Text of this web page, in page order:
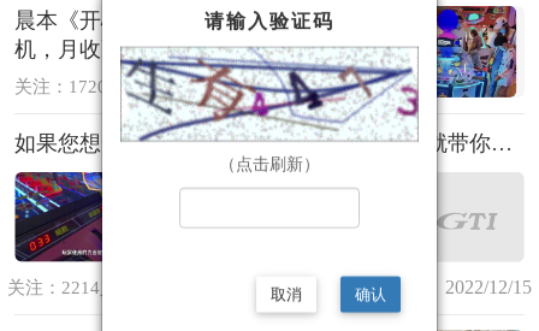
晨本《开心剧场X》四人位礼品
机，月收币50000+，外观精美时
尚，玩法有趣简单
关注：1720人 01/04
如果您想知道什么是《快乐星球》，我现在就带你研究~
关注：2214人/GTI神州游乐 2022/12/15
请输入验证码
（点击刷新）
取消 确认